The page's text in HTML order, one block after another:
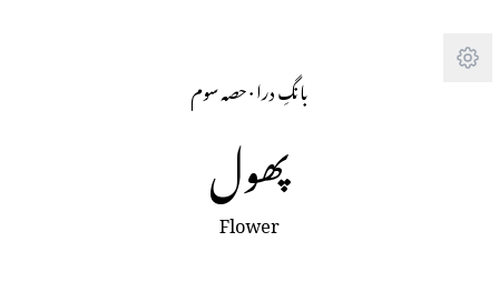
بانگِ درا· حصہ سوم
پھول
Flower